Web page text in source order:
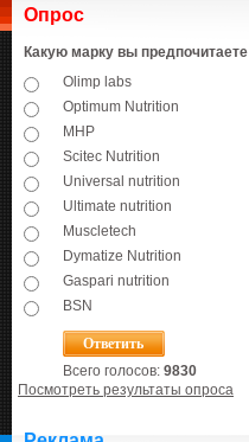
Опрос
Какую марку вы предпочитаете
Olimp labs
Optimum Nutrition
MHP
Scitec Nutrition
Universal nutrition
Ultimate nutrition
Muscletech
Dymatize Nutrition
Gaspari nutrition
BSN
Всего голосов: 9830
Посмотреть результаты опроса